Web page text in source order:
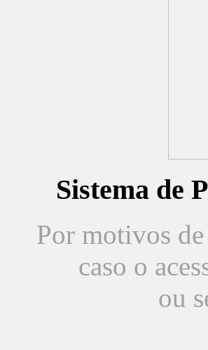
Sistema de
Por motivos
caso o
ou